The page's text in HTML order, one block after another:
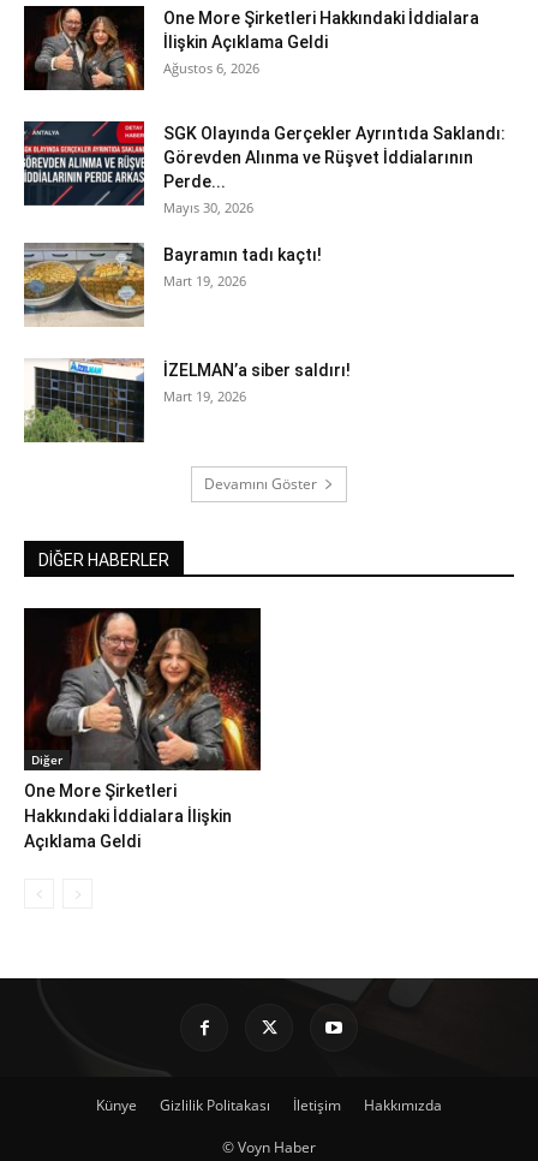
One More Şirketleri Hakkındaki İddialara
İlişkin Açıklama Geldi
Ağustos 6, 2026
SGK Olayında Gerçekler Ayrıntıda Saklandı:
Görevden Alınma ve Rüşvet İddialarının
Perde...
Mayıs 30, 2026
Bayramın tadı kaçtı!
Mart 19, 2026
İZELMAN’a siber saldırı!
Mart 19, 2026
Devamını Göster
DİĞER HABERLER
Diğer
One More Şirketleri
Hakkındaki İddialara İlişkin
Açıklama Geldi
Künye Gizlilik Politakası İletişim Hakkımızda
© Voyn Haber